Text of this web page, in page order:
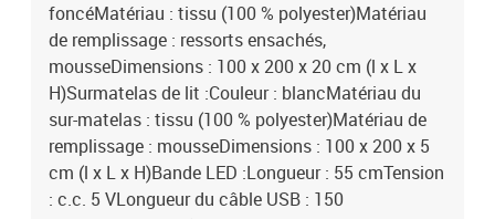
foncéMatériau : tissu (100 % polyester)Matériau
de remplissage : ressorts ensachés,
mousseDimensions : 100 x 200 x 20 cm (l x L x
H)Surmatelas de lit :Couleur : blancMatériau du
sur-matelas : tissu (100 % polyester)Matériau de
remplissage : mousseDimensions : 100 x 200 x 5
cm (l x L x H)Bande LED :Longueur : 55 cmTension
: c.c. 5 VLongueur du câble USB : 150